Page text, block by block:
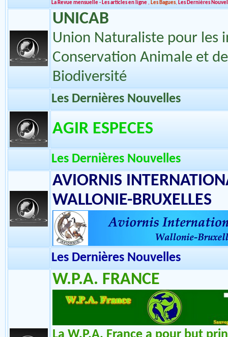
pouvoirs publics français et
Les Bagues
UNICAB
Union Naturaliste pour les
Conservation Animale et
Biodiversité
AGIR ESPECES
Les Dernières Nouvelles
AVIORNIS
WALLONIE-BRUXELLES
Les Dernières Nouvelles
W.P.A. FRANCE